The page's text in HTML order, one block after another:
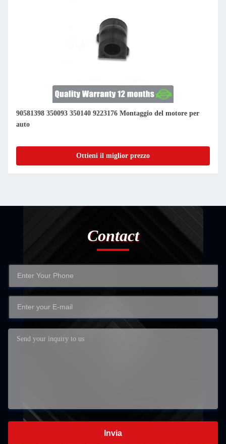
90581398 350093 350140 9223176 Montaggio del motore per
auto
Ottieni il miglior prezzo
Contact
Invia